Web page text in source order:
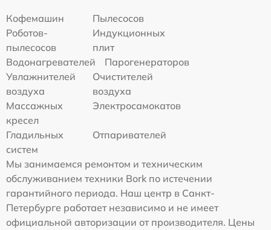
Кофемашин
Пылесосов
Роботов-
пылесосов
Индукционных
плит
Водонагревателей
Парогенераторов
Увлажнителей
воздуха
Очистителей
воздуха
Массажных
кресел
Электросамокатов
Гладильных
систем
Отпаривателей
Мы занимаемся ремонтом и техническим
обслуживанием техники Bork по истечении
гарантийного периода. Наш центр в Санкт-
Петербурге работает независимо и не имеет
официальной авторизации от производителя. Цены